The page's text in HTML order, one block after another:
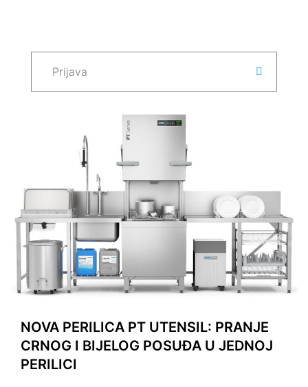
NOVA PERILICA PT UTENSIL: PRANJE
CRNOG I BIJELOG POSUĐA U JEDNOJ
PERILICI